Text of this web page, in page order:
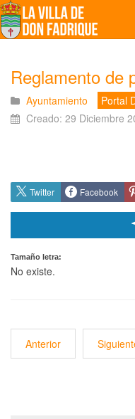
Reglamento de
Ayuntamiento
Portal
Creado: 29 Diciembre
Twitter Facebook
Tamaño letra:
No existe.
Anterior